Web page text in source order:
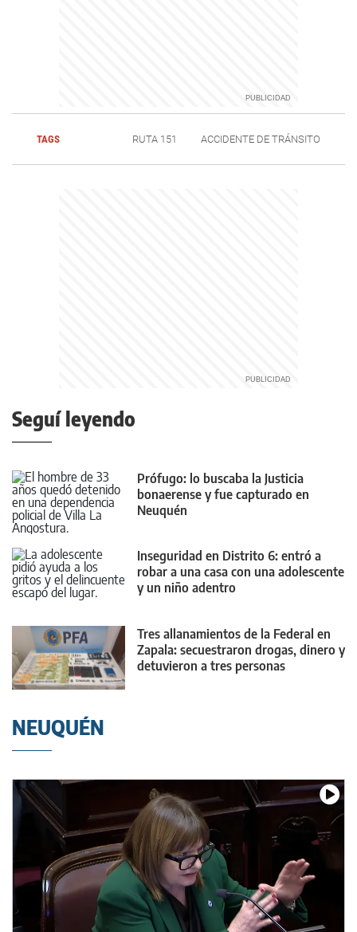
TAGS RUTA 151 ACCIDENTE DE TRÁNSITO
Seguí leyendo
Prófugo: lo buscaba la Justicia
bonaerense y fue capturado en
Neuquén
Inseguridad en Distrito 6: entró a
robar a una casa con una adolescente
y un niño adentro
Tres allanamientos de la Federal en
Zapala: secuestraron drogas, dinero y
detuvieron a tres personas
NEUQUÉN